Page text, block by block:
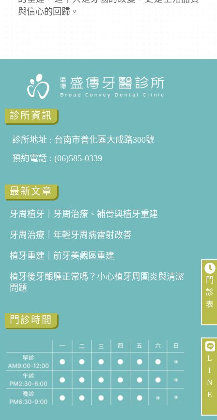
與信心的回歸。
門
診
表
L
I
N
E
診所資訊
診所地址 : 台南市善化區大成路300號
預約電話 : (06)585-0339
最新文章
牙周植牙｜牙周治療、補骨與植牙重建
牙周治療｜年輕牙周病雷射改善
植牙重建｜前牙美觀區重建
植牙後牙齦腫正常嗎？小心植牙周圍炎與清潔
問題
門診時間